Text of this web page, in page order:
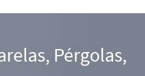
Pérgolas,